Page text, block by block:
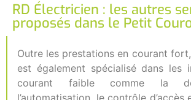
RD Électricien : les autres
proposés dans le Petit
Outre les prestations en courant
est également spécialisé dans les
courant faible comme la